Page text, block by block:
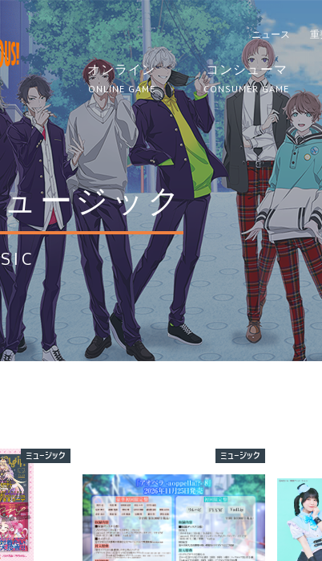
ニュース 重
オンライン
ONLINE GAME
コンシューマ
CONSUMER GAME
ージック
ミュージック ミュージック